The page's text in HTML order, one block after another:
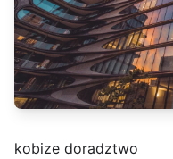
kobize doradztwo